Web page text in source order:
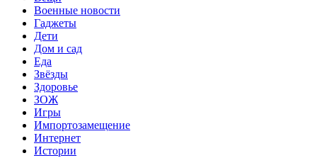
Военные новости
Гаджеты
Дети
Дом и сад
Еда
Звёзды
Здоровье
ЗОЖ
Игры
Импортозамещение
Интернет
Истории